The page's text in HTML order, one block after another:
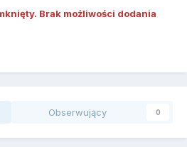
Brak możliwości dodania
Obserwujący 0